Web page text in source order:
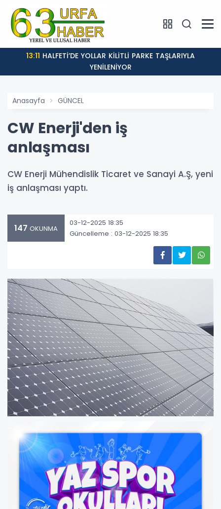
13:11
YENİLENİYOR
Anasayfa GÜNCEL
CW Enerji'den iş
anlaşması
CW Enerji Mühendislik Ticaret ve Sanayi A.Ş, yeni
iş anlaşması yaptı.
147 OKUNMA
03-12-2025 18:35
Güncelleme : 03-12-2025 18:35